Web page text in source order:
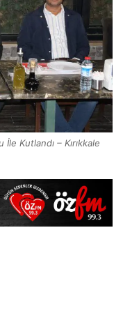
Kutlandı – Kırıkkale